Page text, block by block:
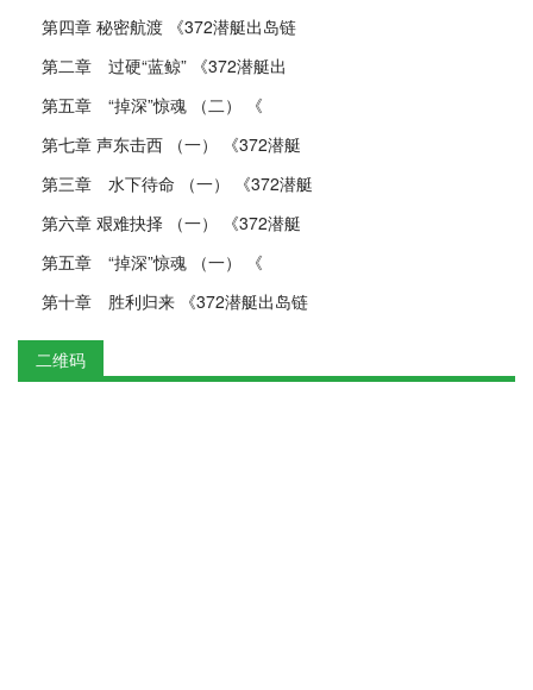
第四章 秘密航渡 《372潜艇出岛链
第二章 过硬“蓝鲸” 《372潜艇出
第五章 “掉深”惊魂 （二） 《
第七章 声东击西 （一） 《372潜艇
第三章 水下待命 （一） 《372潜艇
第六章 艰难抉择 （一） 《372潜艇
第五章 “掉深”惊魂 （一） 《
第十章 胜利归来 《372潜艇出岛链
二维码